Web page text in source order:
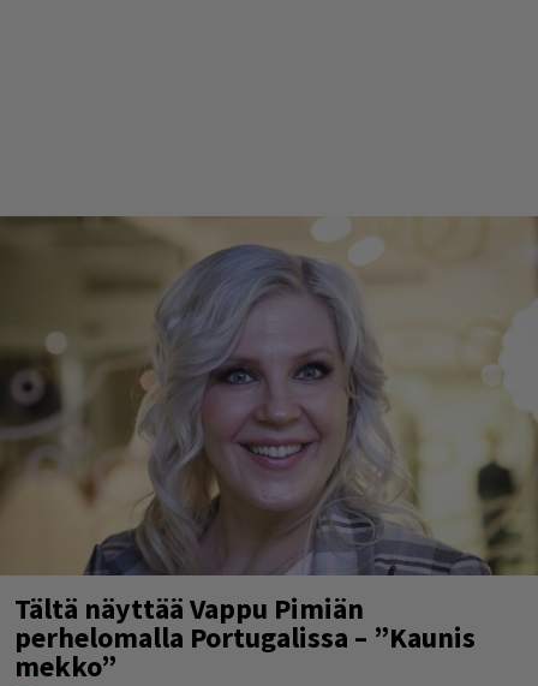
Tältä näyttää Vappu Pimiän
perhelomalla Portugalissa – ”Kaunis
mekko”